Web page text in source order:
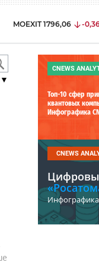
MOEXIT 1796,06 -
CNEWS
Топ-10 сфер
квантовых
Инфографика
CNEWS